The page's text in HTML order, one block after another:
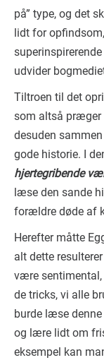
på” type, og det
lidt for
udvider
Tiltroen til det
som altså præger
desuden
gode historie. I
hjertegribende
læse den sande
forældre døde af
Herefter måtte
alt dette
være sentimental,
de tricks, vi alle
burde læse
og lære lidt om
eksempel kan